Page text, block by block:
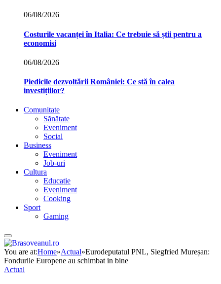
06/08/2026
Costurile vacanței în Italia: Ce trebuie să știi pentru a
economisi
06/08/2026
Piedicile dezvoltării României: Ce stă în calea
investițiilor?
Comunitate
Sănătate
Eveniment
Social
Business
Eveniment
Job-uri
Cultura
Educatie
Eveniment
Cooking
Sport
Gaming
You are at:Home»Actual»Eurodeputatul PNL, Siegfried Mureșan:
Fondurile Europene au schimbat in bine
Actual